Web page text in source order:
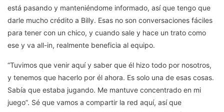
está pasando y manteniéndome informado, así que tengo que
darle mucho crédito a Billy. Esas no son conversaciones fáciles
para tener con un chico, y cuando sale y hace un trato como
ese y va all-in, realmente beneficia al equipo.
“Tuvimos que venir aquí y saber que él hizo todo por nosotros,
y tenemos que hacerlo por él ahora. Es solo una de esas cosas.
Sabía que estaba jugando. Me mantuve concentrado en mi
juego”. Sé que vamos a compartir la red aquí, así que